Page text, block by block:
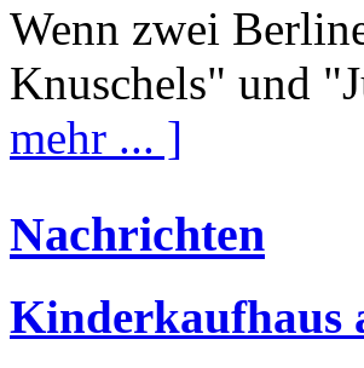
Wenn zwei
Knuschels" und
mehr ... ]
Nachrichten
Kinderkaufhaus